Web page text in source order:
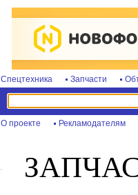
Спецтехника Запчасти
О проекте Рекламодателям